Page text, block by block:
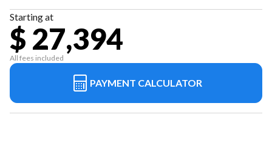
Starting at
$ 27,394
All fees included
PAYMENT CALCULATOR